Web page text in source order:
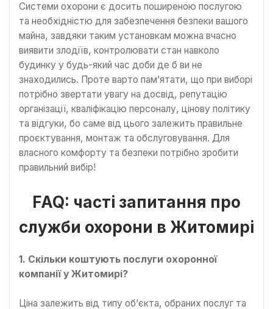
Системи охорони є досить поширеною послугою
та необхідністю для забезпечення безпеки вашого
майна, завдяки таким установкам можна вчасно
виявити злодіїв, контролювати стан навколо
будинку у будь-який час доби де б ви не
знаходились. Проте варто пам’ятати, що при виборі
потрібно звертати увагу на досвід, репутацію
організації, кваліфікацію персоналу, цінову політику
та відгуки, бо саме від цього залежить правильне
проєктування, монтаж та обслуговування. Для
власного комфорту та безпеки потрібно зробити
правильний вибір!
FAQ: часті запитання про
служби охорони в Житомирі
1. Скільки коштують послуги охоронної
компанії у Житомирі?
Ціна залежить від типу об’єкта, обраних послуг та